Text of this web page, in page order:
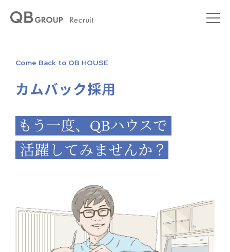
Come Back to QB HOUSE
カムバック採用